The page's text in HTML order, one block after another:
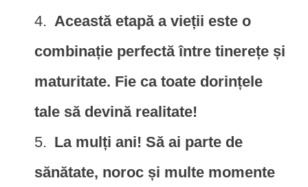
Această etapă a vieții este o
combinație perfectă între tinerețe și
maturitate. Fie ca toate dorințele
tale să devină realitate!
La mulți ani! Să ai parte de
sănătate, noroc și multe momente